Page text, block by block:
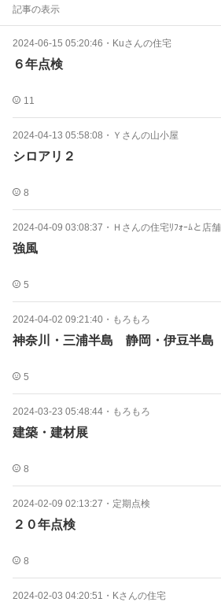
記事の表示
2024-06-15 05:20:46 ・ Kuさんの住宅
６年点検
11
2024-04-13 05:58:08 ・ Ｙさんの山小屋
シロアリ２
8
2024-04-09 03:08:37 ・ Ｈさんの住宅ﾘﾌｫｰﾑと店舗
強風
5
2024-04-02 09:21:40 ・ もろもろ
神奈川・三浦半島 静岡・伊豆半島
5
2024-03-23 05:48:44 ・ もろもろ
建築・建材展
8
2024-02-09 02:13:27 ・ 定期点検
２０年点検
8
2024-02-03 04:20:51 ・ Kさんの住宅